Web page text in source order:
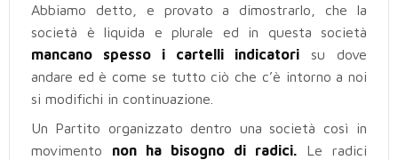
Abbiamo detto, e provato a dimostrarlo, che la
società è liquida e plurale ed in questa società
mancano spesso i cartelli indicatori su dove
andare ed è come se tutto ciò che c’è intorno a noi
si modifichi in continuazione.
Un Partito organizzato dentro una società così in
movimento non ha bisogno di radici. Le radici